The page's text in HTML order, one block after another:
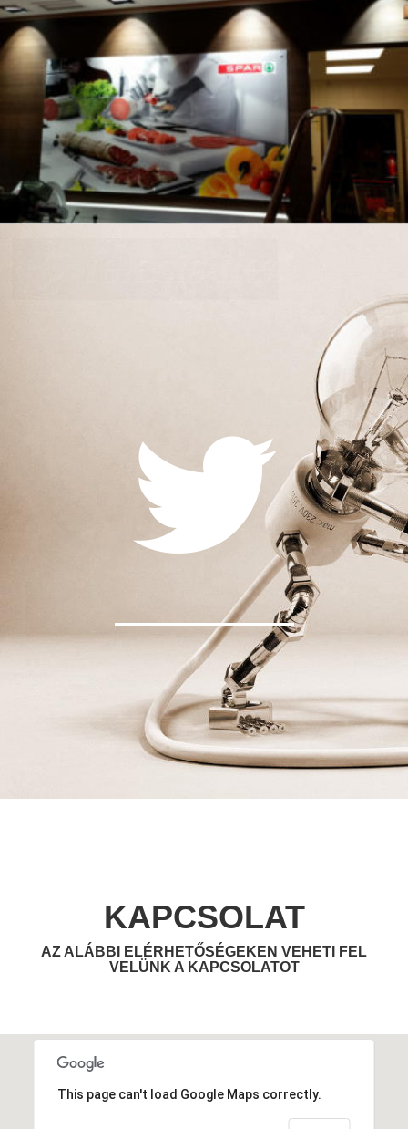
KAPCSOLAT
AZ ALÁBBI ELÉRHETŐSÉGEKEN VEHETI FEL
VELÜNK A KAPCSOLATOT
This page can't load Google Maps correctly.